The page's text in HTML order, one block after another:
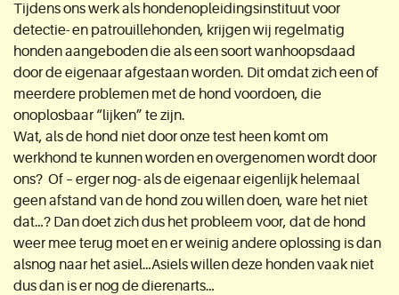
Tijdens ons werk als hondenopleidingsinstituut voor
detectie- en patrouillehonden, krijgen wij regelmatig
honden aangeboden die als een soort wanhoopsdaad
door de eigenaar afgestaan worden. Dit omdat zich een of
meerdere problemen met de hond voordoen, die
onoplosbaar “lijken” te zijn.
Wat, als de hond niet door onze test heen komt om
werkhond te kunnen worden en overgenomen wordt door
ons? Of – erger nog- als de eigenaar eigenlijk helemaal
geen afstand van de hond zou willen doen, ware het niet
dat…? Dan doet zich dus het probleem voor, dat de hond
weer mee terug moet en er weinig andere oplossing is dan
alsnog naar het asiel…Asiels willen deze honden vaak niet
dus dan is er nog de dierenarts…